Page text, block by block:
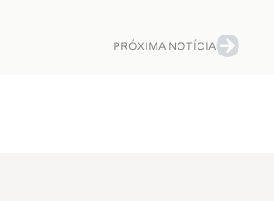
PRÓXIMA NOTÍCIA